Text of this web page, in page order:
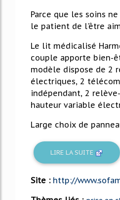
Parce que les soins
le patient de l'être
Le lit médicalisé
couple apporte bien-
modèle dispose de 2
électriques, 2
indépendant, 2
hauteur variable
Large choix de
LIRE LA SUITE
Site : http://